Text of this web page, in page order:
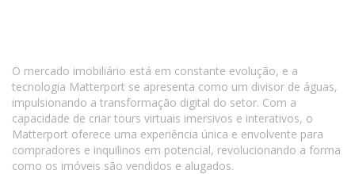
O mercado imobiliário está em constante evolução, e a
tecnologia Matterport se apresenta como um divisor de águas,
impulsionando a transformação digital do setor. Com a
capacidade de criar tours virtuais imersivos e interativos, o
Matterport oferece uma experiência única e envolvente para
compradores e inquilinos em potencial, revolucionando a forma
como os imóveis são vendidos e alugados.